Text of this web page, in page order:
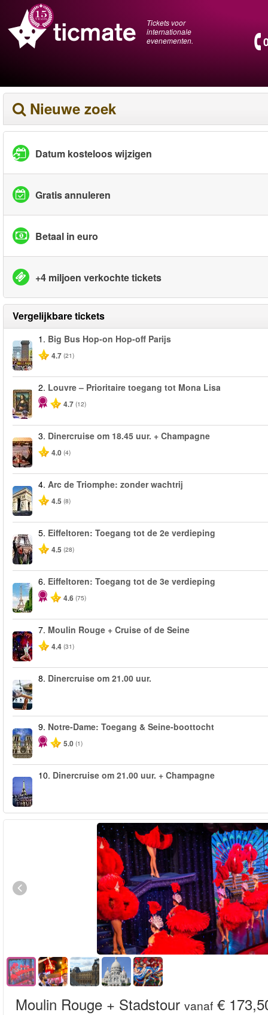
Tickets voor
internationale
evenementen.
Nieuwe zoek
Datum kosteloos wijzigen
Gratis annuleren
Betaal in euro
+4 miljoen verkochte tickets
Vergelijkbare tickets
1. Big Bus Hop-on Hop-off Parijs
4.7 (21)
2. Louvre – Prioritaire toegang tot Mona Lisa
4.7 (12)
3. Dinercruise om 18.45 uur. + Champagne
4.0 (4)
4. Arc de Triomphe: zonder wachtrij
4.5 (8)
5. Eiffeltoren: Toegang tot de 2e verdieping
4.5 (28)
6. Eiffeltoren: Toegang tot de 3e verdieping
4.6 (75)
7. Moulin Rouge + Cruise of de Seine
4.4 (31)
8. Dinercruise om 21.00 uur.
9. Notre-Dame: Toegang & Seine-boottocht
5.0 (1)
10. Dinercruise om 21.00 uur. + Champagne
Moulin Rouge + Stadstour vanaf €